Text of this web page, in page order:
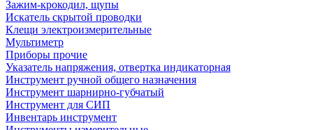
Зажим-крокодил, щупы
Искатель скрытой проводки
Клещи электроизмерительные
Мультиметр
Приборы прочие
Указатель напряжения, отвертка индикаторная
Инструмент ручной общего назначения
Инструмент шарнирно-губчатый
Инструмент для СИП
Инвентарь инструмент